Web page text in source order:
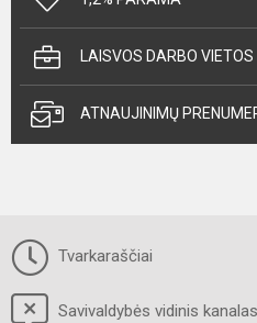
LAISVOS DARBO VIETOS
ATNAUJINIMŲ
Tvarkaraščiai
Savivaldybės vidinis kanalas